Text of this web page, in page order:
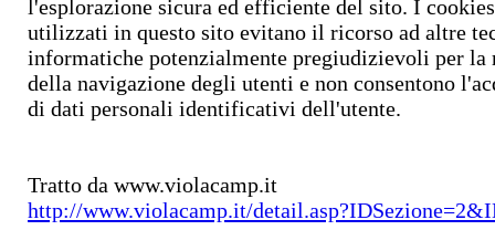
l'esplorazione sicura ed efficiente del sito. I
utilizzati in questo sito evitano il ricorso ad altre
informatiche potenzialmente pregiudizievoli per la
della navigazione degli utenti e non consentono
di dati personali identificativi dell'utente.
Tratto da www.violacamp.it
http://www.violacamp.it/